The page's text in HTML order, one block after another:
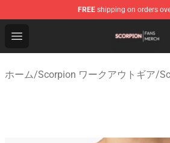
FREE shipping on orders
Open menu
Scorpion Shop - Official
ホーム/Scorpion ワークアウトギア/